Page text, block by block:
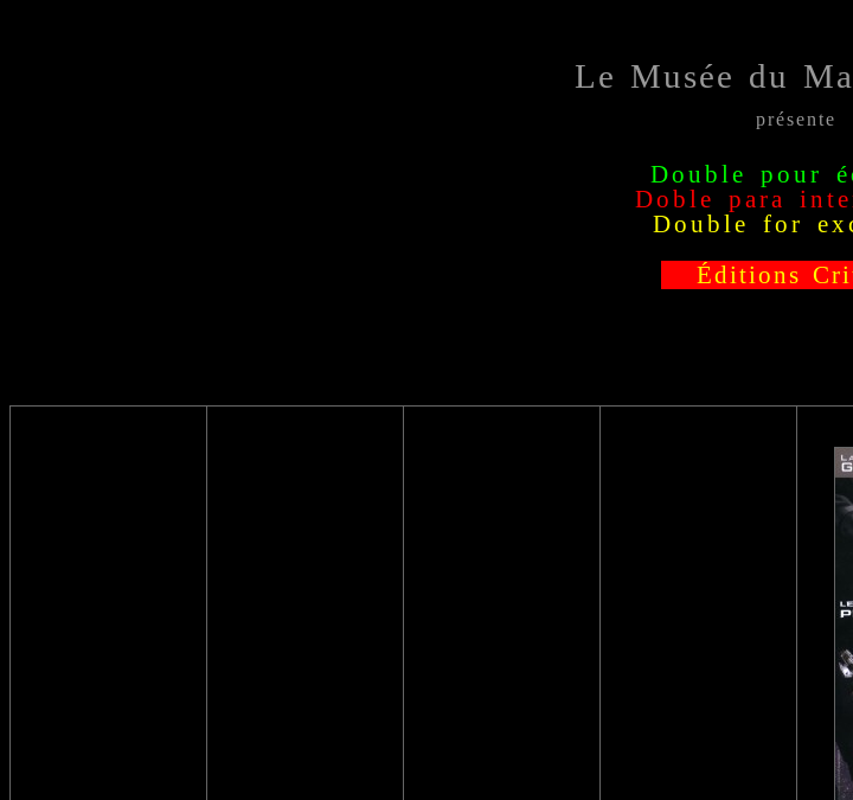
Le Musée du
présente
Double pour
Doble para
Double for
Éditions